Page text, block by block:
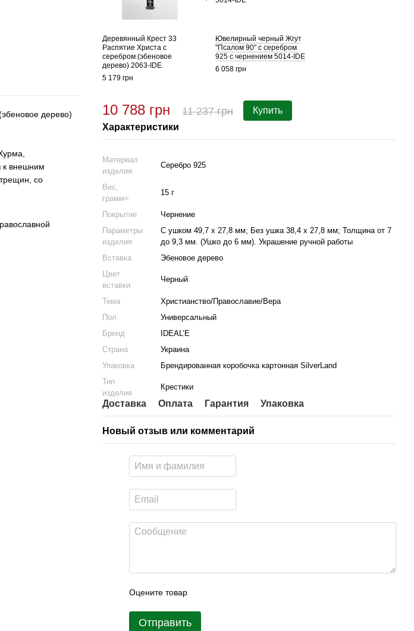
дерево)
к внешним
со
Деревянный Крест 33
Распятие Христа с
серебром (эбеновое
дерево) 2063-IDE
5 179 грн
Ювелирный черный Жгут
"Псалом 90" с серебром
925 с чернением 5014-IDE
6 058 грн
10 788 грн 11 237 грн Купить
Характеристики
Материал
изделия
Серебро 925
Вес,
грамм≈
15 г
Покрытие
Чернение
Параметры
изделия
С ушком 49,7 х 27,8 мм; Без ушка 38,4 х 27,8 мм; Толщина от 7
до 9,3 мм. (Ушко до 6 мм). Украшение ручной работы
Вставка
Эбеновое дерево
Цвет
вставки
Черный
Тема
Христианство/Православие/Вера
Пол
Универсальный
Бренд
IDEAL’E
Страна
Украина
Упаковка
Брендированная коробочка картонная SilverLand
Тип
изделия
Крестики
Доставка Оплата Гарантия Упаковка
Новый отзыв или комментарий
Оцените товар
Отправить